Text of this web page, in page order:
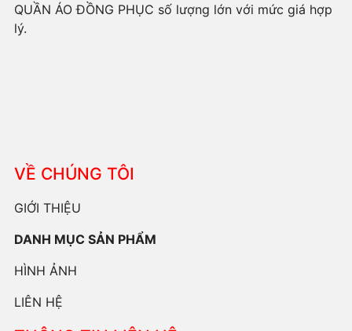
QUẦN ÁO ĐỒNG PHỤC số lượng lớn với mức giá hợp
lý.
VỀ CHÚNG TÔI
GIỚI THIỆU
DANH MỤC SẢN PHẨM
HÌNH ẢNH
LIÊN HỆ